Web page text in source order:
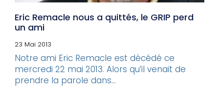
Eric Remacle nous a quittés, le GRIP perd
un ami
23 Mai 2013
Notre ami Eric Remacle est décédé ce
mercredi 22 mai 2013. Alors qu’il venait de
prendre la parole dans...